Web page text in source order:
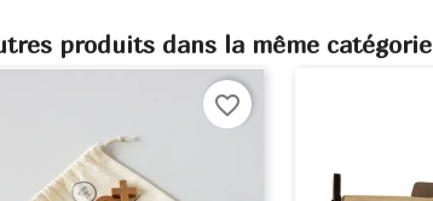
produits dans la même
favorite_border